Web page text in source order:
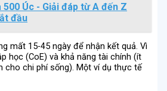
500 Úc - Giải đáp từ A đến Z
đầu
mất 15-45 ngày để nhận kết quả. Vì
học (CoE) và khả năng tài chính (ít
cho chi phí sống). Một ví dụ thực tế